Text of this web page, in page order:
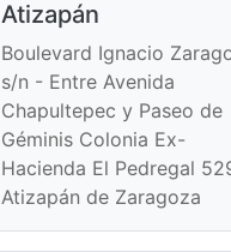
Atizapán
Boulevard Ignacio
s/n - Entre Avenida
Chapultepec y Paseo de
Géminis Colonia Ex-
Hacienda El Pedregal
Atizapán de Zaragoza